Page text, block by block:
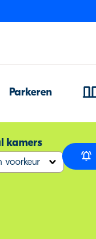
Parkeren
kamers
voorkeur